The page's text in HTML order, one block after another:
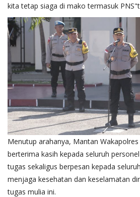
kita tetap siaga di mako termasuk
Menutup arahanya, Mantan
berterima kasih kepada seluruh
tugas sekaligus berpesan kepada
menjaga kesehatan dan keselamatan
tugas mulia ini.